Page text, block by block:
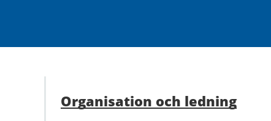
Organisation och ledning